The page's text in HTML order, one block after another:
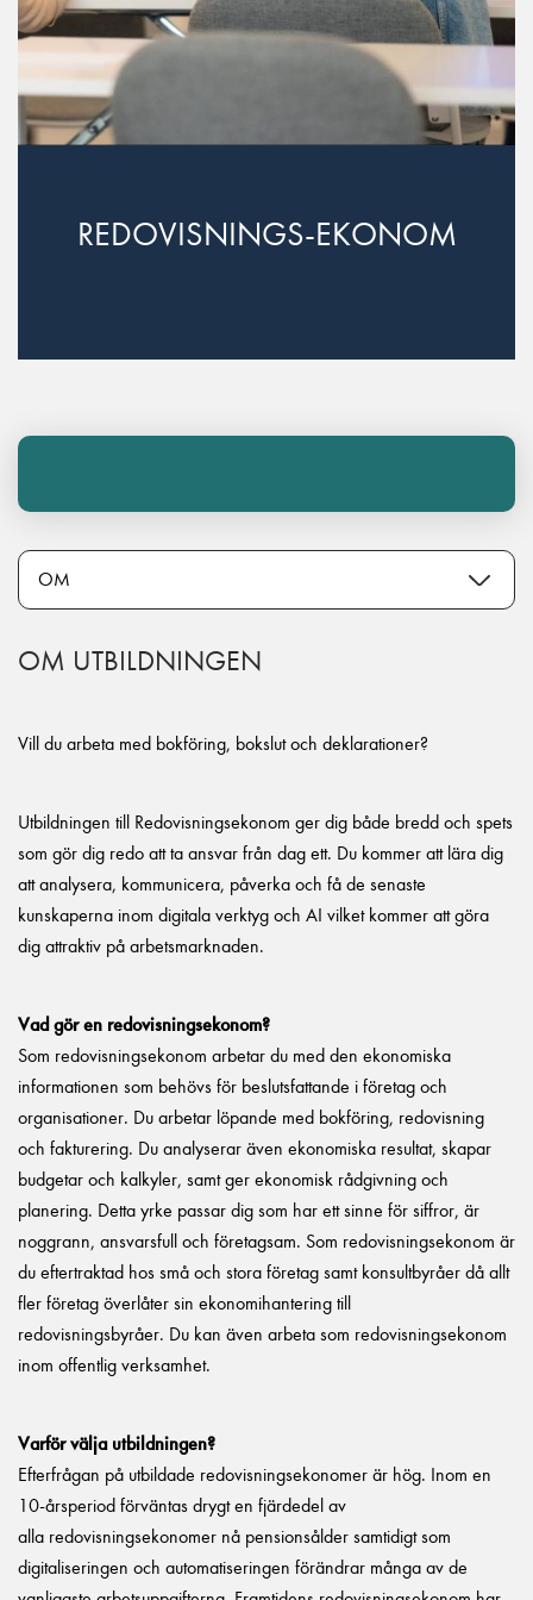
REDOVISNINGS-EKONOM
OM UTBILDNINGEN
Vill du arbeta med bokföring, bokslut och deklarationer?
Utbildningen till Redovisningsekonom ger dig både bredd och spets
som gör dig redo att ta ansvar från dag ett. Du kommer att lära dig
att analysera, kommunicera, påverka och få de senaste
kunskaperna inom digitala verktyg och AI vilket kommer att göra
dig attraktiv på arbetsmarknaden.
Vad gör en redovisningsekonom?
Som redovisningsekonom arbetar du med den ekonomiska
informationen som behövs för beslutsfattande i företag och
organisationer. Du arbetar löpande med bokföring, redovisning
och fakturering. Du analyserar även ekonomiska resultat, skapar
budgetar och kalkyler, samt ger ekonomisk rådgivning och
planering. Detta yrke passar dig som har ett sinne för siffror, är
noggrann, ansvarsfull och företagsam. Som redovisningsekonom är
du eftertraktad hos små och stora företag samt konsultbyråer då allt
fler företag överlåter sin ekonomihantering till
redovisningsbyråer. Du kan även arbeta som redovisningsekonom
inom offentlig verksamhet.
Varför välja utbildningen?
Efterfrågan på utbildade redovisningsekonomer är hög. Inom en
10-årsperiod förväntas drygt en fjärdedel av
alla redovisningsekonomer nå pensionsålder samtidigt som
digitaliseringen och automatiseringen förändrar många av de